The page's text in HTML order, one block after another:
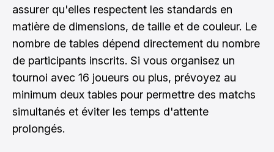
assurer qu'elles respectent les standards en
matière de dimensions, de taille et de couleur. Le
nombre de tables dépend directement du nombre
de participants inscrits. Si vous organisez un
tournoi avec 16 joueurs ou plus, prévoyez au
minimum deux tables pour permettre des matchs
simultanés et éviter les temps d'attente
prolongés.